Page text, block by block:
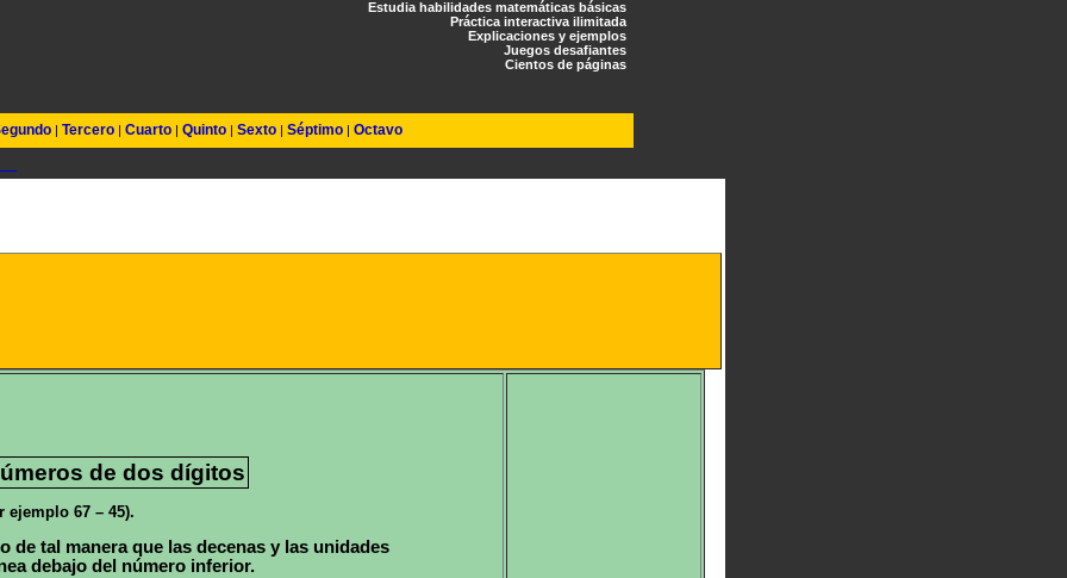
Estudia habilidades matemáticas básicas
Práctica interactiva ilimitada
Explicaciones y ejemplos
Juegos desafiantes
Cientos de páginas
| Tercero | Cuarto | Quinto | Sexto | Séptimo | Octavo
de dos dígitos
67 – 45).
de tal manera que las decenas y las unidades
debajo del número inferior.